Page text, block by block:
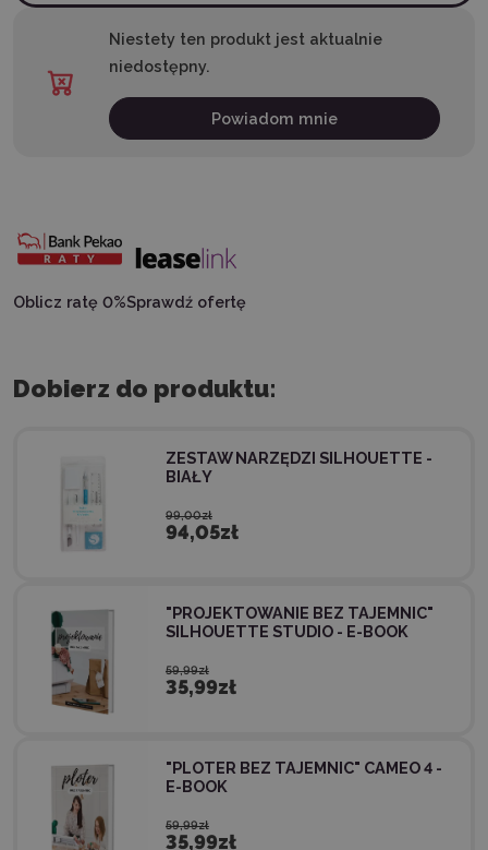
Niestety ten produkt jest aktualnie
niedostępny.
Powiadom mnie
Oblicz ratę 0%Sprawdź ofertę
Dobierz do produktu:
ZESTAW NARZĘDZI SILHOUETTE -
BIAŁY
99,00zł
94,05zł
"PROJEKTOWANIE BEZ TAJEMNIC"
SILHOUETTE STUDIO - E-BOOK
59,99zł
35,99zł
"PLOTER BEZ TAJEMNIC" CAMEO 4 -
E-BOOK
59,99zł
35,99zł